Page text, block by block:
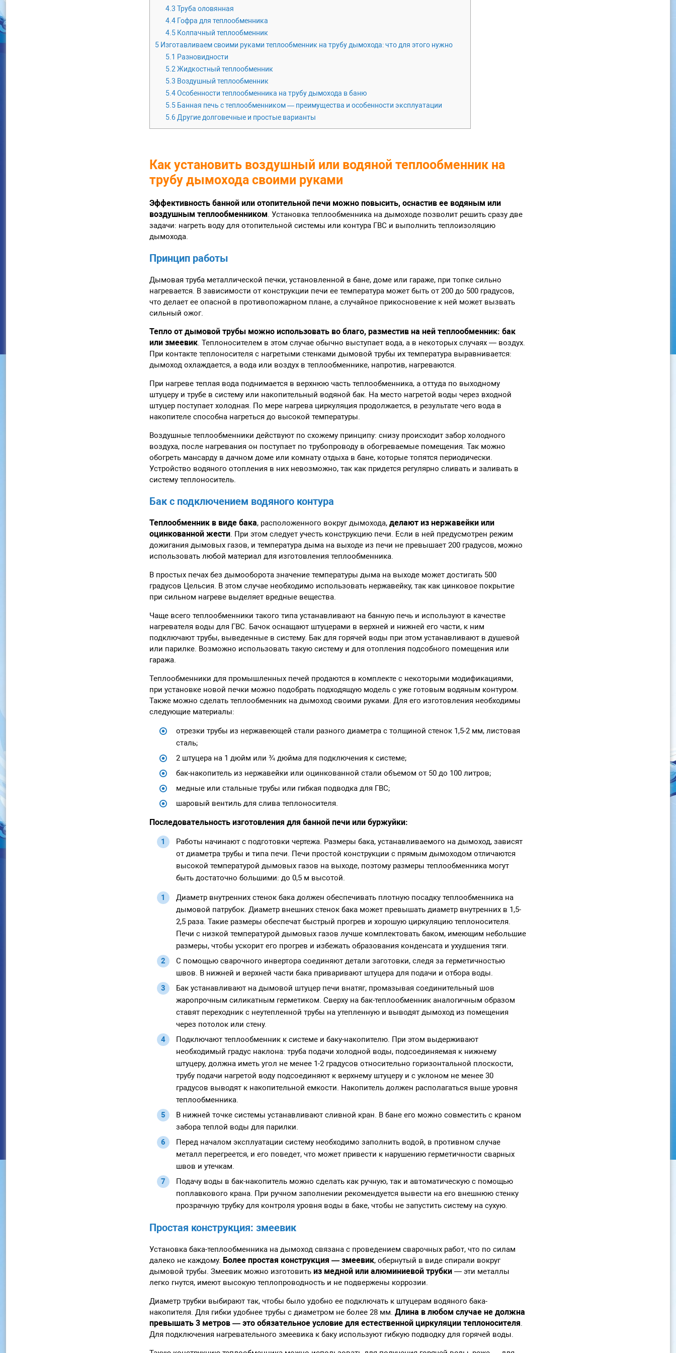
4.3 Труба оловянная
4.4 Гофра для теплообменника
4.5 Колпачный теплообменник
5 Изготавливаем своими руками теплообменник на трубу дымохода: что для этого нужно
5.1 Разновидности
5.2 Жидкостный теплообменник
5.3 Воздушный теплообменник
5.4Особенности теплообменника на трубу дымохода в баню
5.5 Банная печь с теплообменником — преимущества и особенности эксплуатации
5.6 Другие долговечные и простые варианты
Как установить воздушный или водяной теплообменник на
трубу дымохода своими руками
Эффективность банной или отопительной печи можно повысить, оснастив ее водяным или
воздушным теплообменником . Установка теплообменника на дымоходе позволит решить сразу две
задачи: нагреть воду для отопительной системы или контура ГВС и выполнить теплоизоляцию
дымохода.
Принцип работы
Дымовая труба металлической печки, установленной в бане, доме или гараже, при топке сильно
нагревается. В зависимости от конструкции печи ее температура может быть от 200 до 500 градусов,
что делает ее опасной в противопожарном плане, а случайное прикосновение к ней может вызвать
сильный ожог.
Тепло от дымовой трубы можно использовать во благо, разместив на ней теплообменник: бак
или змеевик . Теплоносителем в этом случае обычно выступает вода, а в некоторых случаях — воздух.
При контакте теплоносителя с нагретыми стенками дымовой трубы их температура выравнивается:
дымоход охлаждается, а вода или воздух в теплообменнике, напротив, нагреваются.
При нагреве теплая вода поднимается в верхнюю часть теплообменника, а оттуда по выходному
штуцеру и трубе в систему или накопительный водяной бак. На место нагретой воды через входной
штуцер поступает холодная. По мере нагрева циркуляция продолжается, в результате чего вода в
накопителе способна нагреться до высокой температуры.
Воздушные теплообменники действуют по схожему принципу: снизу происходит забор холодного
воздуха, после нагревания он поступает по трубопроводу в обогреваемые помещения. Так можно
обогреть мансарду в дачном доме или комнату отдыха в бане, которые топятся периодически.
Устройство водяного отопления в них невозможно, так как придется регулярно сливать и заливать в
систему теплоноситель.
Бак с подключением водяного контура
Теплообменник в виде бака, расположенного вокруг дымохода, делают из нержавейки или
оцинкованной жести . При этом следует учесть конструкцию печи. Если в ней предусмотрен режим
дожигания дымовых газов, и температура дыма на выходе из печи не превышает 200 градусов, можно
использовать любой материал для изготовления теплообменника.
В простых печах без дымооборота значение температуры дыма на выходе может достигать 500
градусов Цельсия. В этом случае необходимо использовать нержавейку, так как цинковое покрытие
при сильном нагреве выделяет вредные вещества.
Чаще всего теплообменники такого типа устанавливают на банную печь и используют в качестве
нагревателя воды для ГВС. Бачок оснащают штуцерами в верхней и нижней его части, к ним
подключают трубы, выведенные в систему. Бак для горячей воды при этом устанавливают в душевой
или парилке. Возможно использовать такую систему и для отопления подсобного помещения или
гаража.
Теплообменники для промышленных печей продаются в комплекте с некоторыми модификациями,
при установке новой печки можно подобрать подходящую модель с уже готовым водяным контуром.
Также можно сделать теплообменник на дымоход своими руками. Для его изготовления необходимы
следующие материалы:
отрезки трубы из нержавеющей стали разного диаметра с толщиной стенок 1,5-2 мм, листовая
сталь;
2 штуцера на 1 дюйм или ¾ дюйма для подключения к системе;
бак-накопитель из нержавейки или оцинкованной стали объемом от 50 до 100 литров;
медные или стальные трубы или гибкая подводка для ГВС;
шаровый вентиль для слива теплоносителя.
Последовательность изготовления для банной печи или буржуйки:
Работы начинают с подготовки чертежа. Размеры бака, устанавливаемого на дымоход, зависят
от диаметра трубы и типа печи. Печи простой конструкции с прямым дымоходом отличаются
высокой температурой дымовых газов на выходе, поэтому размеры теплообменника могут
быть достаточно большими: до 0,5 м высотой.
Диаметр внутренних стенок бака должен обеспечивать плотную посадку теплообменника на
дымовой патрубок. Диаметр внешних стенок бака может превышать диаметр внутренних в 1,5-
2,5 раза. Такие размеры обеспечат быстрый прогрев и хорошую циркуляцию теплоносителя.
Печи с низкой температурой дымовых газов лучше комплектовать баком, имеющим небольшие
размеры, чтобы ускорит его прогрев и избежать образования конденсата и ухудшения тяги.
С помощью сварочного инвертора соединяют детали заготовки, следя за герметичностью
швов. В нижней и верхней части бака приваривают штуцера для подачи и отбора воды.
Бак устанавливают на дымовой штуцер печи внатяг, промазывая соединительный шов
жаропрочным силикатным герметиком. Сверху на бак-теплообменник аналогичным образом
ставят переходник с неутепленной трубы на утепленную и выводят дымоход из помещения
через потолок или стену.
Подключают теплообменник к системе и баку-накопителю. При этом выдерживают
необходимый градус наклона: труба подачи холодной воды, подсоединяемая к нижнему
штуцеру, должна иметь угол не менее 1-2 градусов относительно горизонтальной плоскости,
трубу подачи нагретой воду подсоединяют к верхнему штуцеру и с уклоном не менее 30
градусов выводят к накопительной емкости. Накопитель должен располагаться выше уровня
теплообменника.
В нижней точке системы устанавливают сливной кран. В бане его можно совместить с краном
забора теплой воды для парилки.
Перед началом эксплуатации систему необходимо заполнить водой, в противном случае
металл перегреется, и его поведет, что может привести к нарушению герметичности сварных
швов и утечкам.
Подачу воды в бак-накопитель можно сделать как ручную, так и автоматическую с помощью
поплавкового крана. При ручном заполнении рекомендуется вывести на его внешнюю стенку
прозрачную трубку для контроля уровня воды в баке, чтобы не запустить систему на сухую.
Простая конструкция: змеевик
Установка бака-теплообменника на дымоход связана с проведением сварочных работ, что по силам
далеко не каждому. Более простая конструкция — змеевик, обернутый в виде спирали вокруг
дымовой трубы. Змеевик можно изготовить из медной или алюминиевой трубки — эти металлы
легко гнутся, имеют высокую теплопроводность и не подвержены коррозии.
Диаметр трубки выбирают так, чтобы было удобно ее подключать к штуцерам водяного бака-
накопителя. Для гибки удобнее трубы с диаметром не более 28 мм. Длина в любом случае не должна
превышать 3 метров — это обязательное условие для естественной циркуляции теплоносителя
Для подключения нагревательного змеевика к баку используют гибкую подводку для горячей воды.